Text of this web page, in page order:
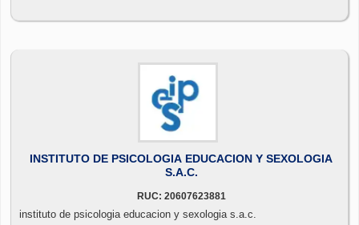
INSTITUTO DE PSICOLOGIA EDUCACION Y SEXOLOGIA
S.A.C.
RUC: 20607623881
instituto de psicologia educacion y sexologia s.a.c.